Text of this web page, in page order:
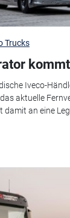
Trucks
Iveco-
aktuelle
an eine